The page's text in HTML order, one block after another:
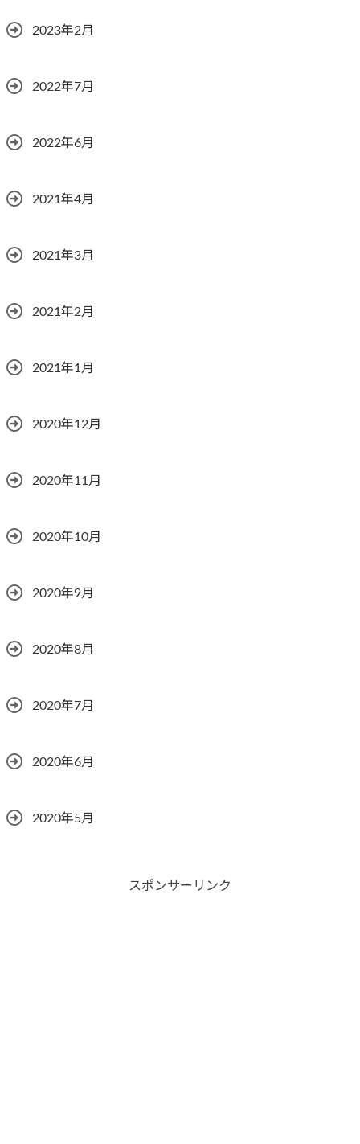
2023年2月
2022年7月
2022年6月
2021年4月
2021年3月
2021年2月
2021年1月
2020年12月
2020年11月
2020年10月
2020年9月
2020年8月
2020年7月
2020年6月
2020年5月
スポンサーリンク